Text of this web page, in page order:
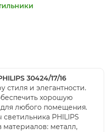
30424/17/16
стиля и элегантности.
хорошую
любого помещения.
PHILIPS
материалов: металл,